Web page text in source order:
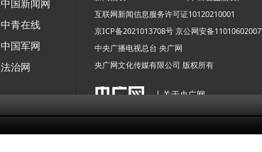
中国新闻网
中青在线
中国军网
法治网
互联网新闻信息服务许可证10120210001
京ICP备2021013708号 京公网安备
中央广播电视总台 央广网
央广网文化传媒有限公司 版权所有
| 关于央广网